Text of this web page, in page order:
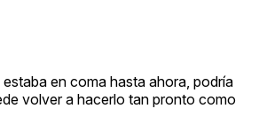
en coma hasta ahora, podría
volver a hacerlo tan pronto como